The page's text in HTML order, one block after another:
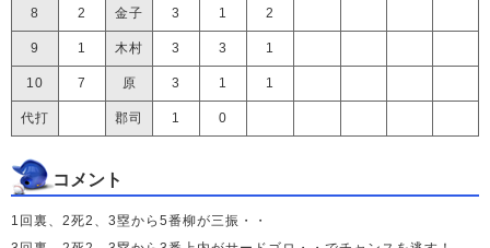
8 2 金子 3 1 2
9 1 木村 3 3 1
10 7 原 3 1 1
代打 郡司 1 0
コメント
1回裏、2死2、3塁から5番柳が三振・・